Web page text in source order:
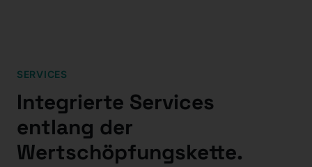
SERVICES
Integrierte Services
entlang der
Wertschöpfungskette.